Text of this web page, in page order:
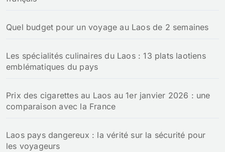
Quel budget pour un voyage au Laos de 2 semaines
Les spécialités culinaires du Laos : 13 plats laotiens
emblématiques du pays
Prix des cigarettes au Laos au 1er janvier 2026 : une
comparaison avec la France
Laos pays dangereux : la vérité sur la sécurité pour
les voyageurs